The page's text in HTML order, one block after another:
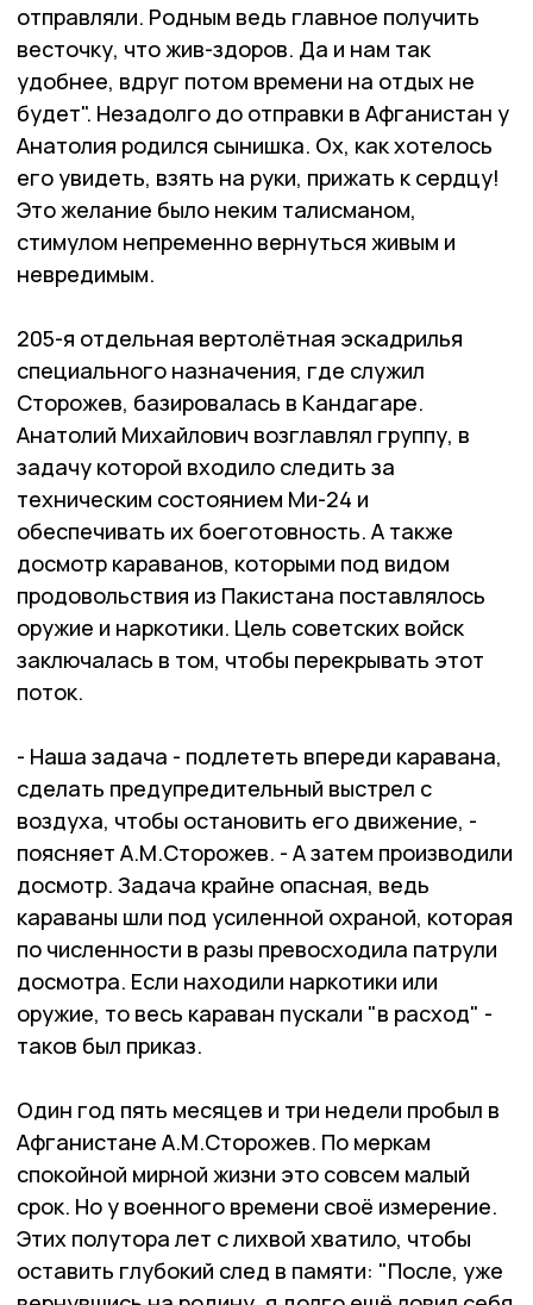
отправляли. Родным ведь главное получить
весточку, что жив-здоров. Да и нам так
удобнее, вдруг потом времени на отдых не
будет". Незадолго до отправки в Афганистан у
Анатолия родился сынишка. Ох, как хотелось
его увидеть, взять на руки, прижать к сердцу!
Это желание было неким талисманом,
стимулом непременно вернуться живым и
невредимым.
205-я отдельная вертолётная эскадрилья
специального назначения, где служил
Сторожев, базировалась в Кандагаре.
Анатолий Михайлович возглавлял группу, в
задачу которой входило следить за
техническим состоянием Ми-24 и
обеспечивать их боеготовность. А также
досмотр караванов, которыми под видом
продовольствия из Пакистана поставлялось
оружие и наркотики. Цель советских войск
заключалась в том, чтобы перекрывать этот
поток.
- Наша задача - подлететь впереди каравана,
сделать предупредительный выстрел с
воздуха, чтобы остановить его движение, -
поясняет А.М.Сторожев. - А затем производили
досмотр. Задача крайне опасная, ведь
караваны шли под усиленной охраной, которая
по численности в разы превосходила патрули
досмотра. Если находили наркотики или
оружие, то весь караван пускали "в расход" -
таков был приказ.
Один год пять месяцев и три недели пробыл в
Афганистане А.М.Сторожев. По меркам
спокойной мирной жизни это совсем малый
срок. Но у военного времени своё измерение.
Этих полутора лет с лихвой хватило, чтобы
оставить глубокий след в памяти: "После, уже